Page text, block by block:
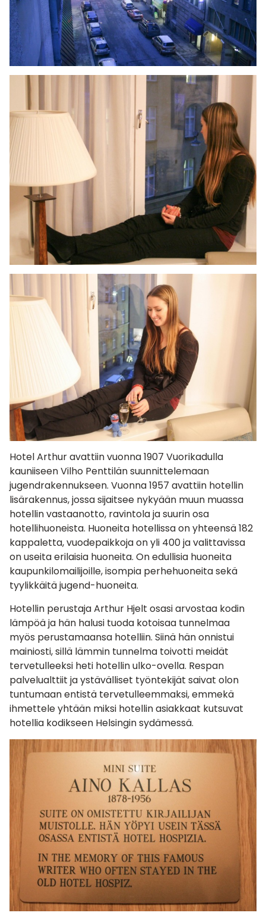
Hotel Arthur avattiin vuonna 1907 Vuorikadulla
kauniiseen Vilho Penttilän suunnittelemaan
jugendrakennukseen. Vuonna 1957 avattiin hotellin
lisärakennus, jossa sijaitsee nykyään muun muassa
hotellin vastaanotto, ravintola ja suurin osa
hotellihuoneista. Huoneita hotellissa on yhteensä 182
kappaletta, vuodepaikkoja on yli 400 ja valittavissa
on useita erilaisia huoneita. On edullisia huoneita
kaupunkilomailijoille, isompia perhehuoneita sekä
tyylikkäitä jugend-huoneita.
Hotellin perustaja Arthur Hjelt osasi arvostaa kodin
lämpöä ja hän halusi tuoda kotoisaa tunnelmaa
myös perustamaansa hotelliin. Siinä hän onnistui
mainiosti, sillä lämmin tunnelma toivotti meidät
tervetulleeksi heti hotellin ulko-ovella. Respan
palvelualttiit ja ystävälliset työntekijät saivat olon
tuntumaan entistä tervetulleemmaksi, emmekä
ihmettele yhtään miksi hotellin asiakkaat kutsuvat
hotellia kodikseen Helsingin sydämessä.